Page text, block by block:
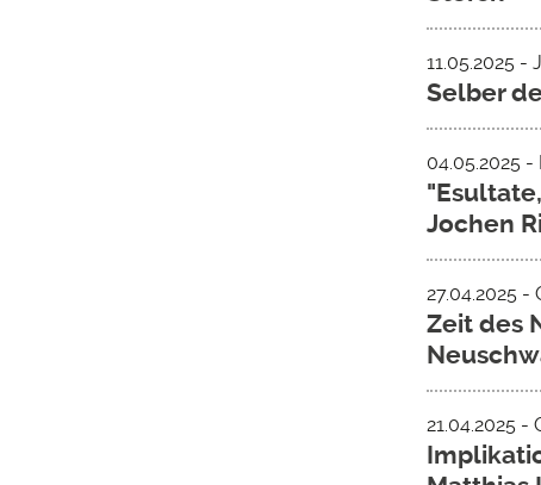
11.05.2025 -
Selber
04.05.2025
Jochen
27.04.2025
Zeit des
21.04.2025 -